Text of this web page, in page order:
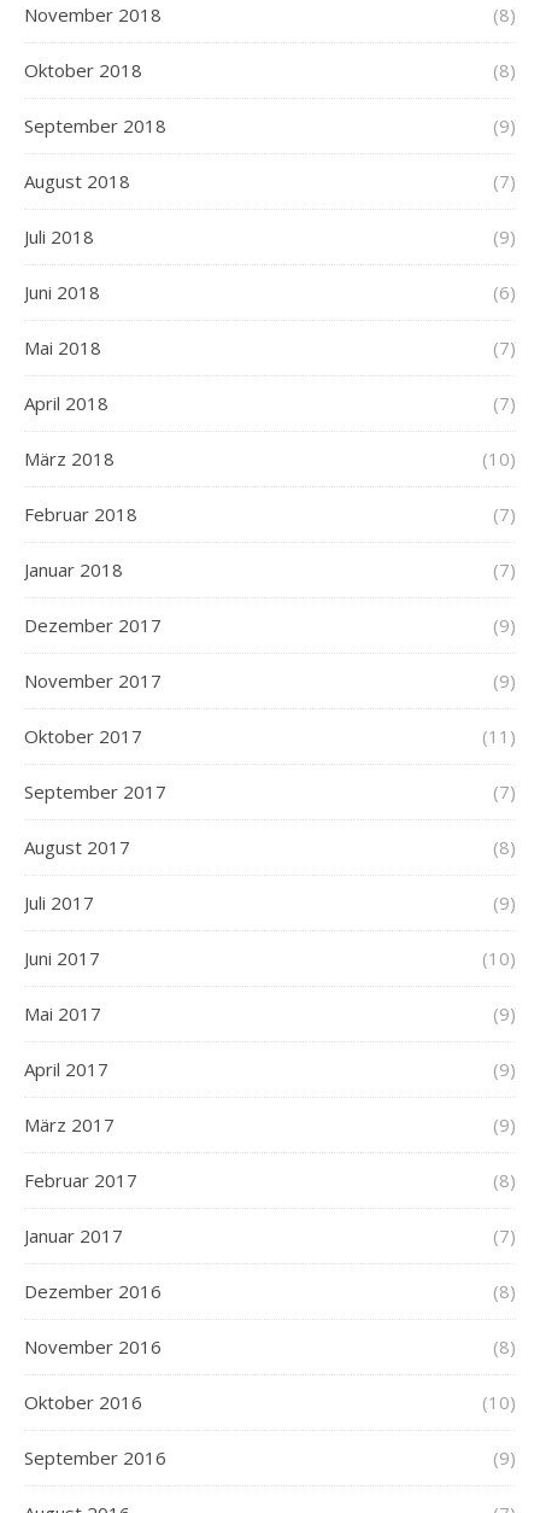
November 2018 (8)
Oktober 2018 (8)
September 2018 (9)
August 2018 (7)
Juli 2018 (9)
Juni 2018 (6)
Mai 2018 (7)
April 2018 (7)
März 2018 (10)
Februar 2018 (7)
Januar 2018 (7)
Dezember 2017 (9)
November 2017 (9)
Oktober 2017 (11)
September 2017 (7)
August 2017 (8)
Juli 2017 (9)
Juni 2017 (10)
Mai 2017 (9)
April 2017 (9)
März 2017 (9)
Februar 2017 (8)
Januar 2017 (7)
Dezember 2016 (8)
November 2016 (8)
Oktober 2016 (10)
September 2016 (9)